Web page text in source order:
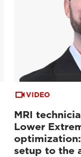
VIDEO
MRI
Lower
setup to the